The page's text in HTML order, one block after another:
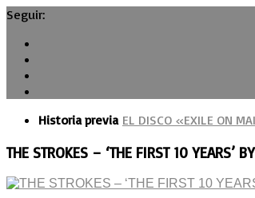
Seguir:
Historia previa EL DISCO «EXILE ON
THE STROKES – ‘THE FIRST 10 YEARS’